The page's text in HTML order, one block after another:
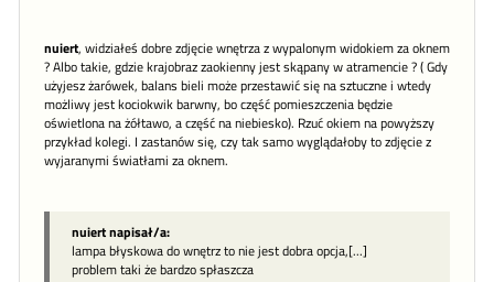
nuiert, widziałeś dobre zdjęcie wnętrza z wypalonym widokiem za oknem
? Albo takie, gdzie krajobraz zaokienny jest skąpany w atramencie ? ( Gdy
użyjesz żarówek, balans bieli może przestawić się na sztuczne i wtedy
możliwy jest kociokwik barwny, bo część pomieszczenia będzie
oświetlona na żółtawo, a część na niebiesko). Rzuć okiem na powyższy
przykład kolegi. I zastanów się, czy tak samo wyglądałoby to zdjęcie z
wyjaranymi światłami za oknem.
nuiert napisał/a:
lampa błyskowa do wnętrz to nie jest dobra opcja,[...]
problem taki że bardzo spłaszcza